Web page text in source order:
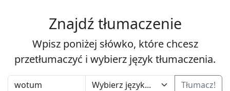
Znajdź tłumaczenie
Wpisz poniżej słówko, które chcesz
przetłumaczyć i wybierz język tłumaczenia.
Tłumacz!